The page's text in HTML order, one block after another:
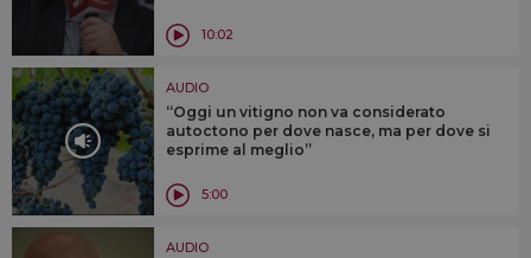
10:02
AUDIO
“Oggi un vitigno non va considerato
autoctono per dove nasce, ma per dove si
esprime al meglio”
5:00
AUDIO